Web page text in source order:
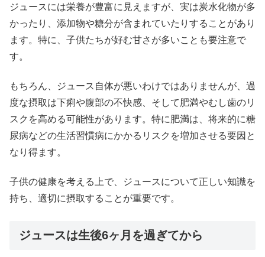
ジュースには栄養が豊富に見えますが、実は炭水化物が多
かったり、添加物や糖分が含まれていたりすることがあり
ます。特に、子供たちが好む甘さが多いことも要注意で
す。
もちろん、ジュース自体が悪いわけではありませんが、過
度な摂取は下痢や腹部の不快感、そして肥満やむし歯のリ
スクを高める可能性があります。特に肥満は、将来的に糖
尿病などの生活習慣病にかかるリスクを増加させる要因と
なり得ます。
子供の健康を考える上で、ジュースについて正しい知識を
持ち、適切に摂取することが重要です。
ジュースは生後6ヶ月を過ぎてから